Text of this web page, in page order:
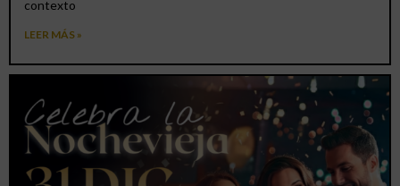
contexto
LEER MÁS »